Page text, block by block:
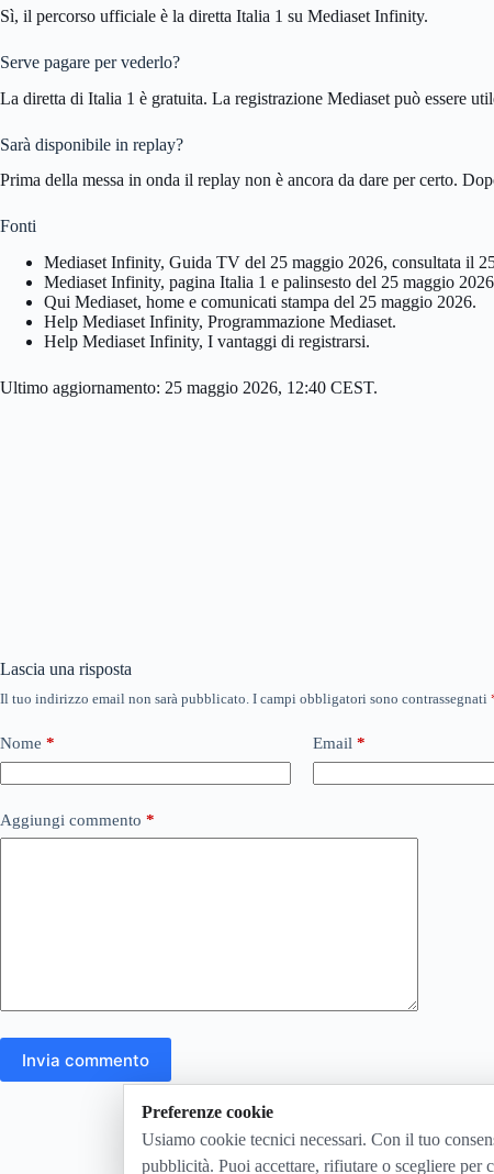
Sì, il percorso ufficiale è la diretta Italia 1 su Mediaset Infinity.
Serve pagare per vederlo?
La diretta di Italia 1 è gratuita. La registrazione Mediaset può essere
Sarà disponibile in replay?
Prima della messa in onda il replay non è ancora da dare per certo.
Fonti
Mediaset Infinity, Guida TV del 25 maggio 2026, consultata il
Mediaset Infinity, pagina Italia 1 e palinsesto del 25 maggio
Qui Mediaset, home e comunicati stampa del 25 maggio 2026.
Help Mediaset Infinity, Programmazione Mediaset.
Help Mediaset Infinity, I vantaggi di registrarsi.
Ultimo aggiornamento: 25 maggio 2026, 12:40 CEST.
Lascia una risposta
Il tuo indirizzo email non sarà pubblicato. I campi obbligatori sono contrassegnati
Nome * Email *
Aggiungi commento *
Invia commento
Preferenze cookie
Usiamo cookie tecnici necessari. Con il tuo
pubblicità. Puoi accettare, rifiutare o scegliere per